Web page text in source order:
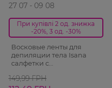
27 07 - 09 08
При купівлі 2 од. знижка
-20%, 3 од. -30%
Восковые ленты для
депиляции тела Isana
салфетки с
20 шт.
149,99 ГРН